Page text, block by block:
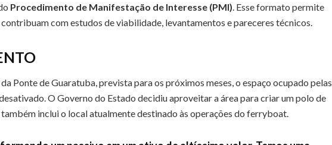
Procedimento de Manifestação de Interesse (PMI). Esse formato permite
com estudos de viabilidade, levantamentos e pareceres técnicos.
Ponte de Guaratuba, prevista para os próximos meses, o espaço ocupado pelas
O Governo do Estado decidiu aproveitar a área para criar um polo de
inclui o local atualmente destinado às operações do ferryboat.